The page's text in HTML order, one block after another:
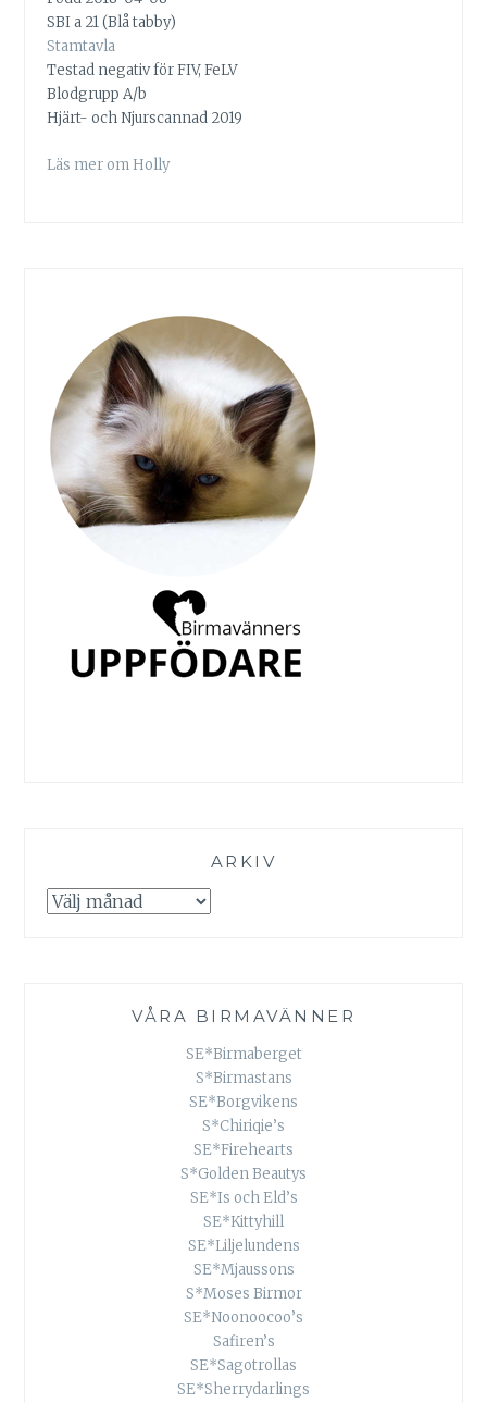
SBI a 21 (Blå tabby)
Stamtavla
Testad negativ för FIV, FeLV
Blodgrupp A/b
Hjärt- och Njurscannad 2019
Läs mer om Holly
ARKIV
Arkiv
VÅRA BIRMAVÄNNER
SE*Birmaberget
S*Birmastans
SE*Borgvikens
S*Chiriqie’s
SE*Firehearts
S*Golden Beautys
SE*Is och Eld’s
SE*Kittyhill
SE*Liljelundens
SE*Mjaussons
S*Moses Birmor
SE*Noonoocoo’s
Safiren’s
SE*Sagotrollas
SE*Sherrydarlings